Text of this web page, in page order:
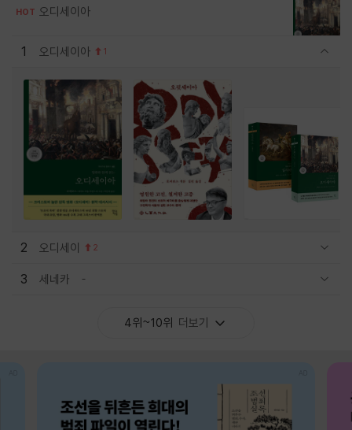
HOT 오디세이아
1 오디세이아 1
2 오디세이 2
3 세네카
4위~10위 더보기